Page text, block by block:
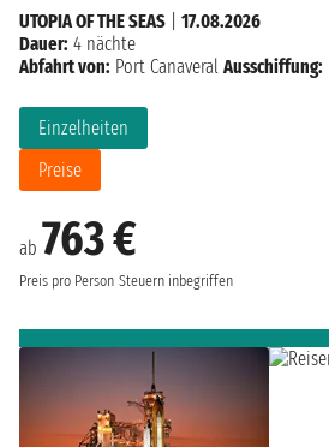
ab 763 €
Preis pro Person Steuern inbegriffen
Einzelheiten
Preise
UTOPIA OF THE SEAS
17.08.2026
Dauer: 4 nächte
Abfahrt von: Port Canaveral Ausschiffung: